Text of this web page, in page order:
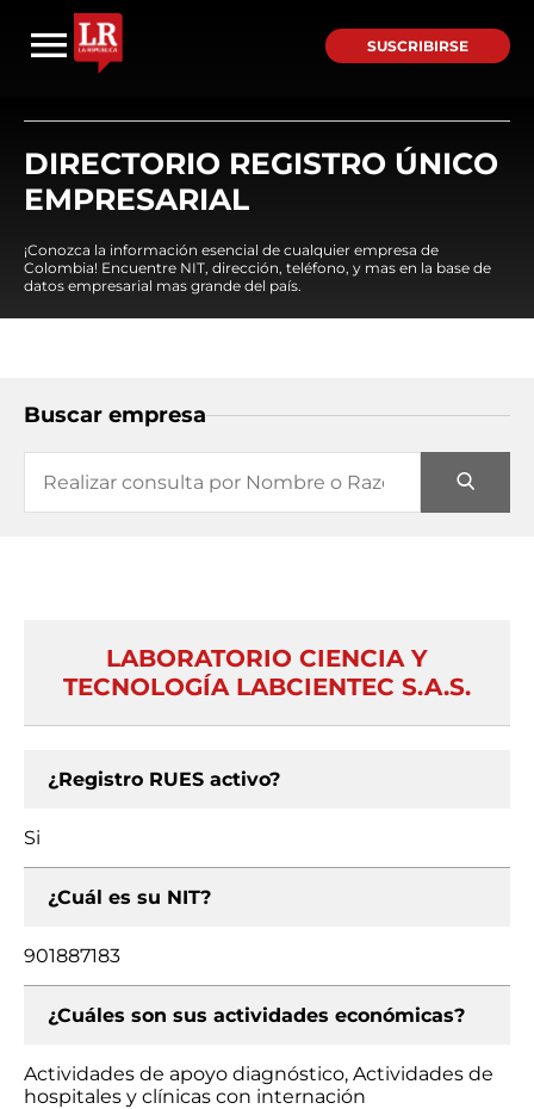
SUSCRIBIRSE
DIRECTORIO REGISTRO ÚNICO
EMPRESARIAL
¡Conozca la información esencial de cualquier empresa de
Colombia! Encuentre NIT, dirección, teléfono, y mas en la base de
datos empresarial mas grande del país.
Buscar empresa
LABORATORIO CIENCIA Y
TECNOLOGÍA LABCIENTEC S.A.S.
¿Registro RUES activo?
Si
¿Cuál es su NIT?
901887183
¿Cuáles son sus actividades económicas?
Actividades de apoyo diagnóstico, Actividades de
hospitales y clínicas con internación